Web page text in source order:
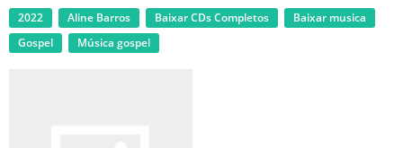
2022 Aline Barros Baixar CDs Completos
Baixar musica
Gospel
Música gospel